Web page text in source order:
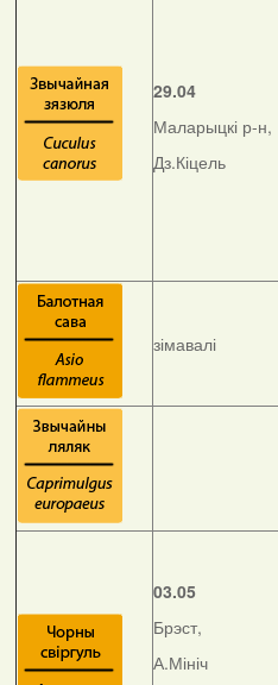
29.04
Маларыцкі р-н,
Дз.Кіцель
зімавалі
03.05
Брэст,
А.Мініч